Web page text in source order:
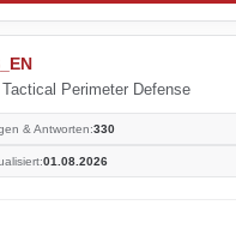
Perimeter Defense
& Antworten:330
01.08.2026